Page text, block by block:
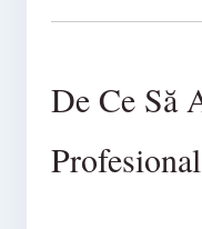
De Ce Să